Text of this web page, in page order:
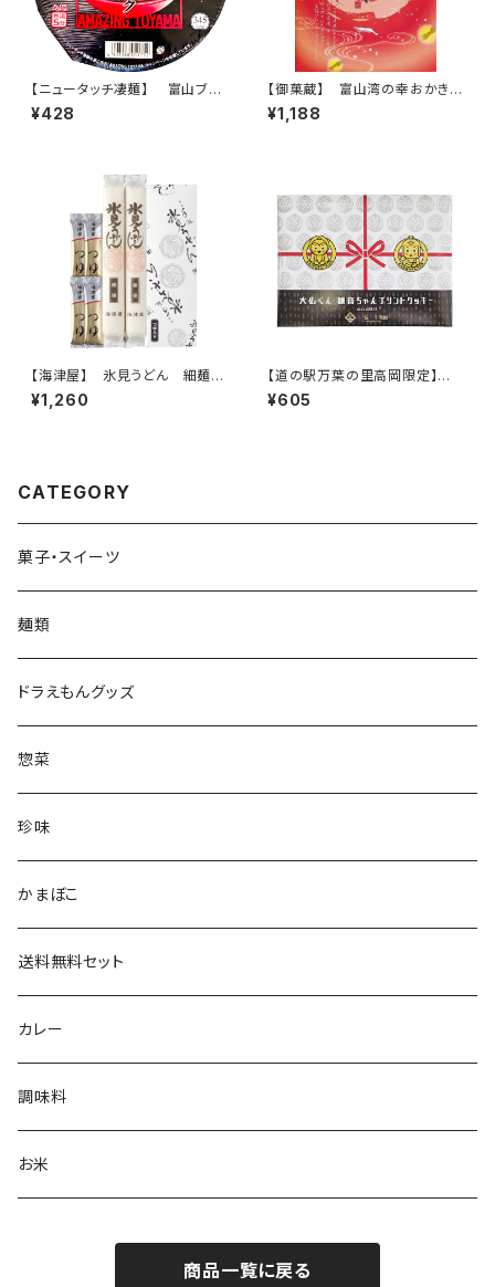
【ニュータッチ凄麺】 富山ブラ
ック カップ麺 1人前(1個)
¥428
【御菓蔵】 富山湾の幸おかき
白えび＆ほたるいか 20袋入
¥1,188
【海津屋】 氷見うどん 細麺2
本・つゆ4袋セット
¥1,260
【道の駅万葉の里高岡限定】
大仏くん・観音ちゃんプリントク
ッキー
¥605
CATEGORY
菓子・スイーツ
麺類
ドラえもんグッズ
惣菜
珍味
かまぼこ
送料無料セット
カレー
調味料
お米
商品一覧に戻る